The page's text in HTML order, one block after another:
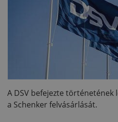
A DSV befejezte
a Schenker felvásárlását.